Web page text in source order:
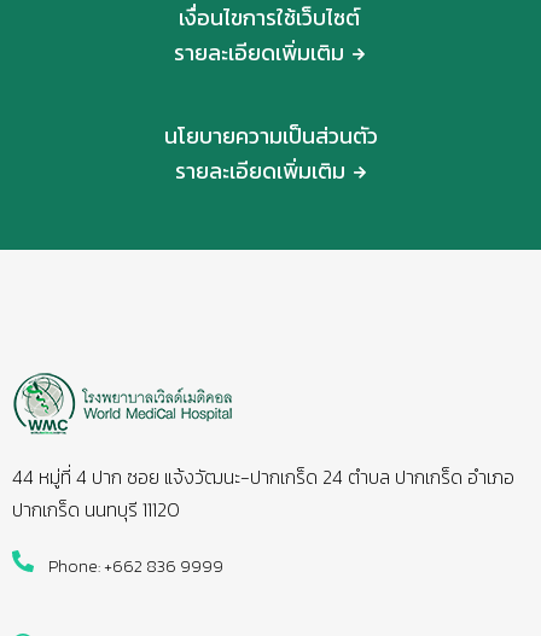
เงื่อนไขการใช้เว็บไซต์
รายละเอียดเพิ่มเติม
นโยบายความเป็นส่วนตัว
รายละเอียดเพิ่มเติม
44 หมู่ที่ 4 ปาก ซอย แจ้งวัฒนะ-ปากเกร็ด 24 ตำบล ปากเกร็ด อำเภอ
ปากเกร็ด นนทบุรี 11120
Phone: +662 836 9999